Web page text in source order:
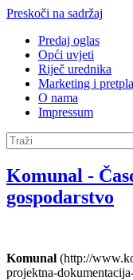
Preskoči na sadržaj
Predaj oglas
Opći uvjeti
Riječ urednika
Marketing i
O nama
Impressum
Komunal -
gospodarstvo
Komunal (http://
projektna-